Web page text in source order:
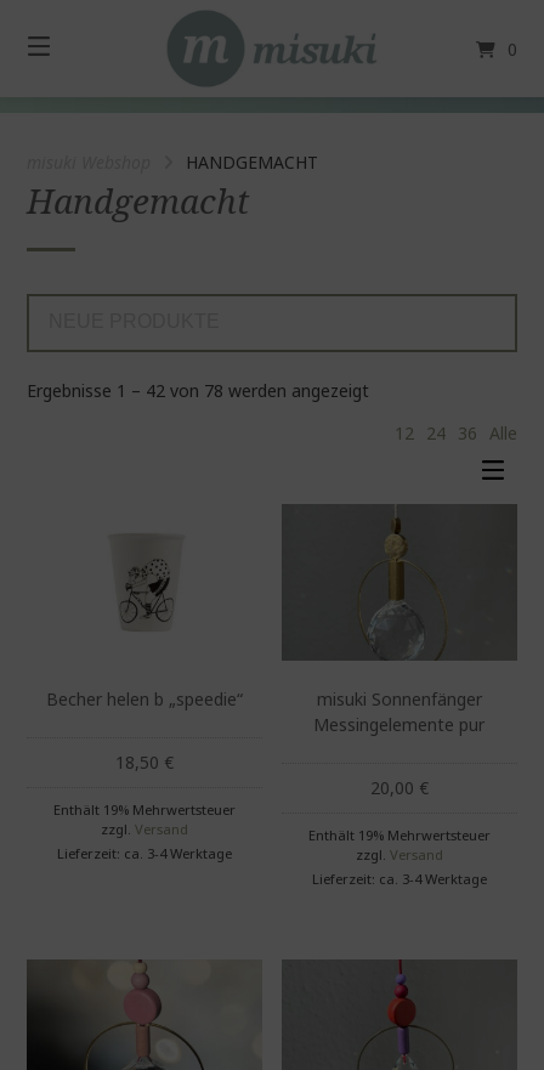
zum
Inhalt
0
HANDGEMACHT
Handgemacht
Ergebnisse 1 – 42 von 78 werden angezeigt
sortiert
12 24 36 Alle
Becher helen b „speedie“
18,50 €
Enthält 19% Mehrwertsteuer
zzgl.Versand
Lieferzeit: ca. 3-4 Werktage
misuki Sonnenfänger
Messingelemente pur
20,00 €
Enthält 19% Mehrwertsteuer
zzgl. Versand
Lieferzeit: ca. 3-4 Werktage